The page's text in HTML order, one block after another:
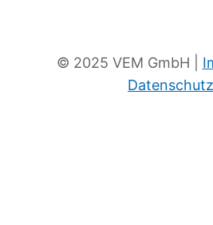
© 2025 VEM GmbH |
Datenschutz